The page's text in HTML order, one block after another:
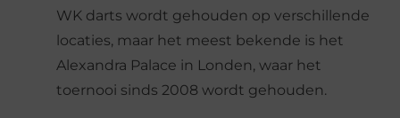
WK darts wordt gehouden op verschillende
locaties, maar het meest bekende is het
Alexandra Palace in Londen, waar het
toernooi sinds 2008 wordt gehouden.